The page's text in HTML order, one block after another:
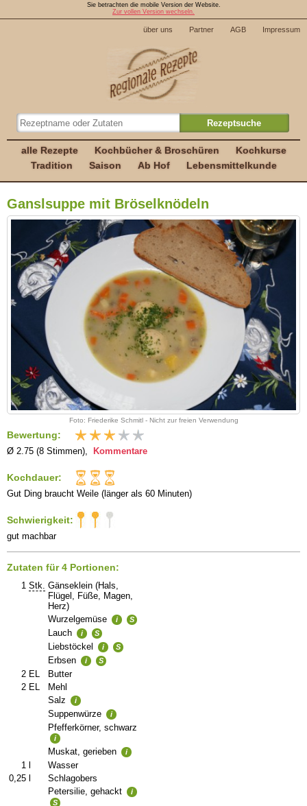
Sie betrachten die mobile Version der Website.
Zur vollen Version wechseln.
über uns Partner AGB Impressum
alle Rezepte Kochbücher & Broschüren
Kochkurse
Tradition
Saison Ab Hof Lebensmittelkunde
Ganslsuppe mit Bröselknödeln
Foto: Friederike Schmitl - Nicht zur freien Verwendung
Bewertung:
Ø 2.75 (8 Stimmen), Kommentare
Kochdauer:
Gut Ding braucht Weile (länger als 60 Minuten)
Schwierigkeit:
gut machbar
Zutaten für 4 Portionen:
1 Stk. Gänseklein (Hals,
Flügel, Füße, Magen,
Herz)
Wurzelgemüse
i S
Lauch i S
Liebstöckel i S
Erbsen i S
2 EL
Butter
2 EL
Mehl
Salz
i
Suppenwürze i
Pfefferkörner, schwarz
i
Muskat, gerieben i
1
Wasser
0,25
Schlagobers
Petersilie, gehackt
i
S